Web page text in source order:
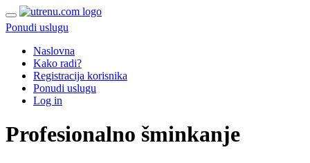
Ponudi uslugu
Naslovna
Kako radi?
Registracija korisnika
Ponudi uslugu
Log in
Profesionalno šminkanje